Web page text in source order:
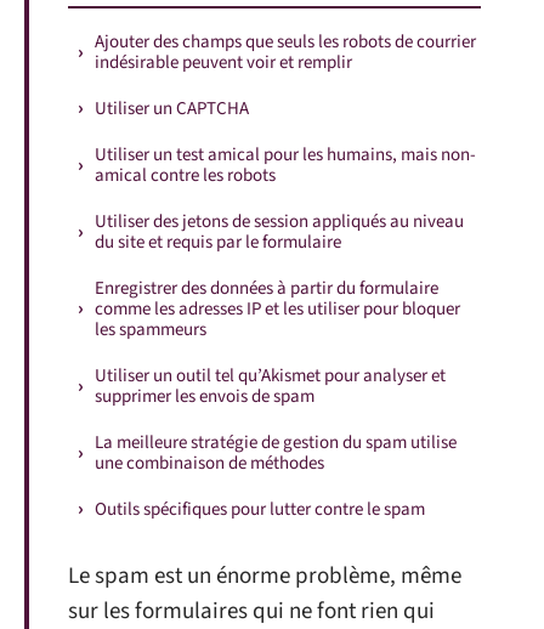
Ajouter des champs que seuls les robots de courrier
indésirable peuvent voir et remplir
Utiliser un CAPTCHA
Utiliser un test amical pour les humains, mais non-
amical contre les robots
Utiliser des jetons de session appliqués au niveau
du site et requis par le formulaire
Enregistrer des données à partir du formulaire
comme les adresses IP et les utiliser pour bloquer
les spammeurs
Utiliser un outil tel qu’Akismet pour analyser et
supprimer les envois de spam
La meilleure stratégie de gestion du spam utilise
une combinaison de méthodes
Outils spécifiques pour lutter contre le spam
Le spam est un énorme problème, même
sur les formulaires qui ne font rien qui